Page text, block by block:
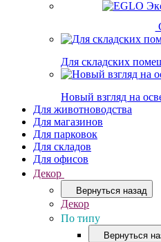
Для складских
Новый взгляд на
Для животноводства
Для магазинов
Для парковок
Для складов
Для офисов
Декор
Вернуться назад
Декор
По типу
Вернуться